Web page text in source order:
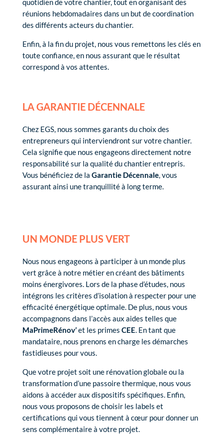
quotidien de votre chantier, tout en organisant des
réunions hebdomadaires dans un but de coordination
des différents acteurs du chantier.
Enfin, à la fin du projet, nous vous remettons les clés en
toute confiance, en nous assurant que le résultat
correspond à vos attentes.
LA GARANTIE DÉCENNALE
Chez EGS, nous sommes garants du choix des
entrepreneurs qui interviendront sur votre chantier.
Cela signifie que nous engageons directement notre
responsabilité sur la qualité du chantier entrepris.
Vous bénéficiez de la Garantie Décennale, vous
assurant ainsi une tranquillité à long terme.
UN MONDE PLUS VERT
Nous nous engageons à participer à un monde plus
vert grâce à notre métier en créant des bâtiments
moins énergivores. Lors de la phase d’études, nous
intégrons les critères d’isolation à respecter pour une
efficacité énergétique optimale. De plus, nous vous
accompagnons dans l’accès aux aides telles que
MaPrimeRénov’et les primes CEE. En tant que
mandataire, nous prenons en charge les démarches
fastidieuses pour vous.
Que votre projet soit une rénovation globale ou la
transformation d’une passoire thermique, nous vous
aidons à accéder aux dispositifs spécifiques. Enfin,
nous vous proposons de choisir les labels et
certifications qui vous tiennent à cœur pour donner un
sens complémentaire à votre projet.